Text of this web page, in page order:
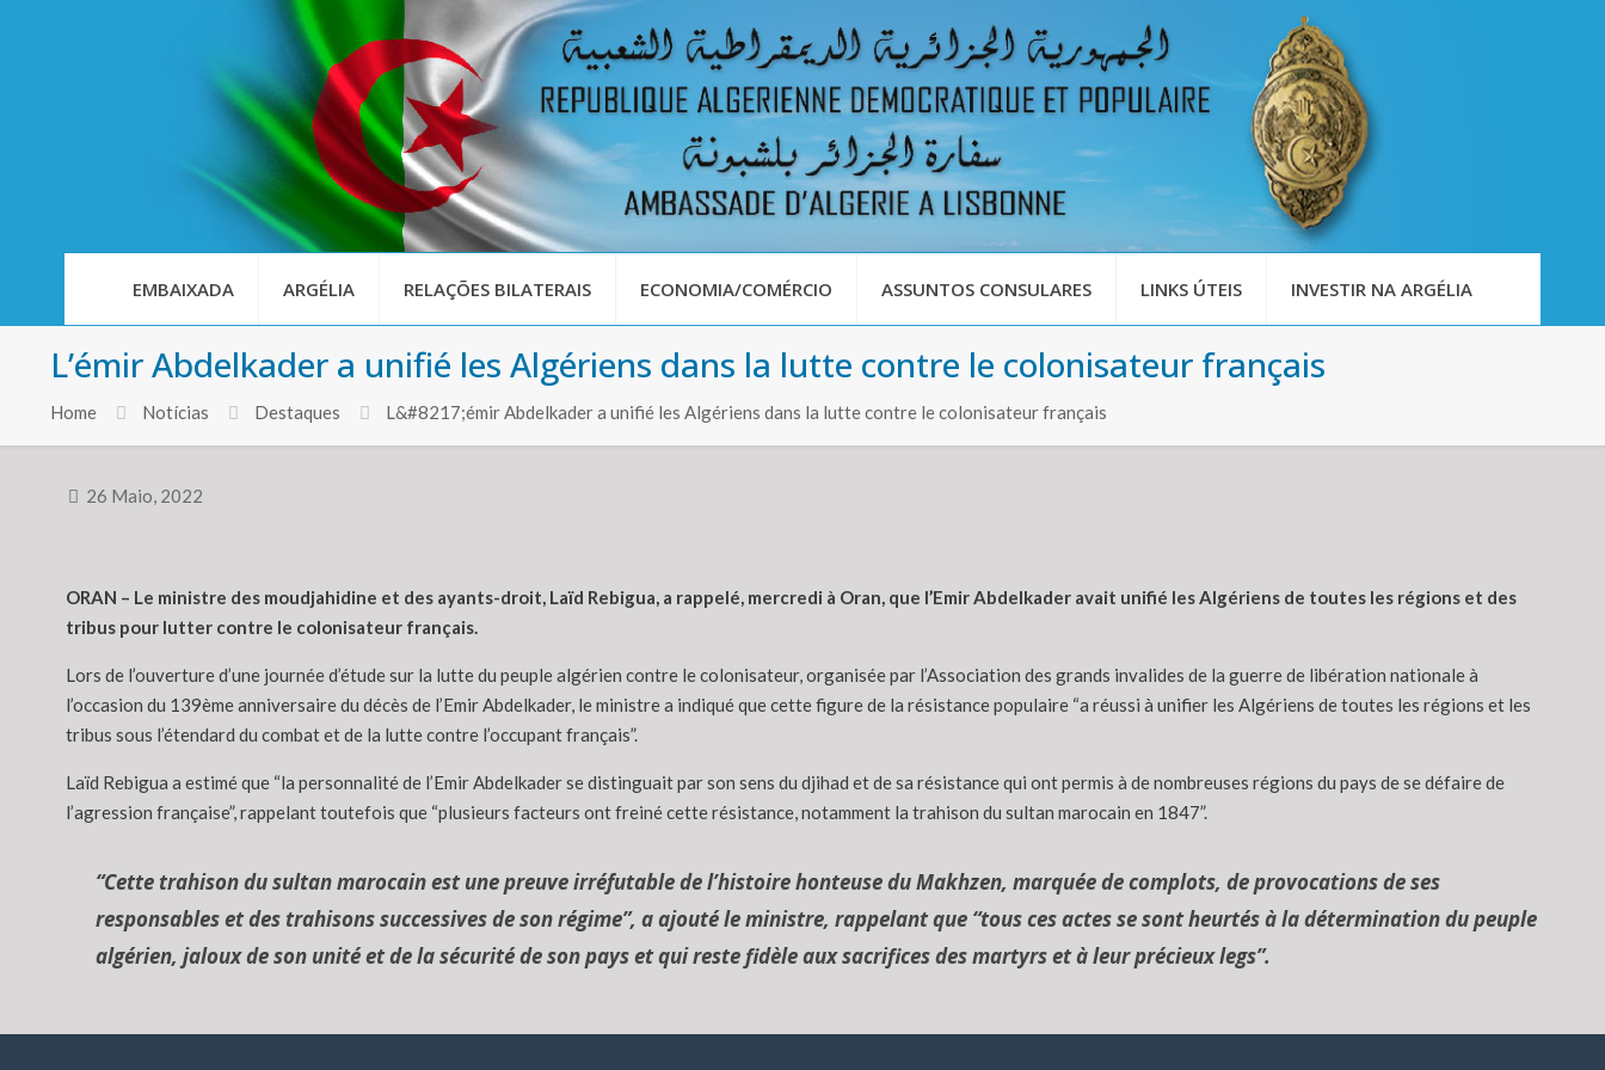
EMBAIXADA ARGÉLIA RELAÇÕES BILATERAIS ECONOMIA/COMÉRCIO ASSUNTOS CONSULARES LINKS ÚTEIS INVESTIR NA ARGÉLIA
L’émir Abdelkader a unifié les Algériens dans la lutte contre le colonisateur français
Home Notícias Destaques L&#8217;émir Abdelkader a unifié les Algériens dans la lutte contre le colonisateur français
26 Maio, 2022
ORAN – Le ministre des moudjahidine et des ayants-droit, Laïd Rebigua, a rappelé, mercredi à Oran, que l’Emir Abdelkader avait unifié les Algériens de toutes les régions et des
tribus pour lutter contre le colonisateur français.
Lors de l’ouverture d’une journée d’étude sur la lutte du peuple algérien contre le colonisateur, organisée par l’Association des grands invalides de la guerre de libération nationale à
l’occasion du 139ème anniversaire du décès de l’Emir Abdelkader, le ministre a indiqué que cette figure de la résistance populaire “a réussi à unifier les Algériens de toutes les régions et les
tribus sous l’étendard du combat et de la lutte contre l’occupant français”.
Laïd Rebigua a estimé que “la personnalité de l’Emir Abdelkader se distinguait par son sens du djihad et de sa résistance qui ont permis à de nombreuses régions du pays de se défaire de
l’agression française”, rappelant toutefois que “plusieurs facteurs ont freiné cette résistance, notamment la trahison du sultan marocain en 1847”.
“Cette trahison du sultan marocain est une preuve irréfutable de l’histoire honteuse du Makhzen, marquée de complots, de provocations de ses
responsables et des trahisons successives de son régime”, a ajouté le ministre, rappelant que “tous ces actes se sont heurtés à la détermination du peuple
algérien, jaloux de son unité et de la sécurité de son pays et qui reste fidèle aux sacrifices des martyrs et à leur précieux legs”.